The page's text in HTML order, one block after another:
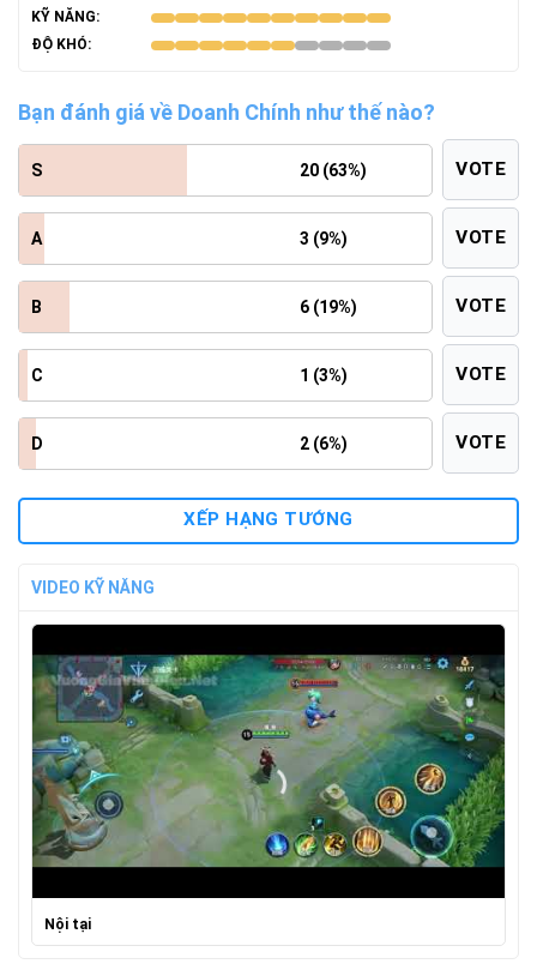
KỸ NĂNG:
ĐỘ KHÓ:
Bạn đánh giá về Doanh Chính như thế nào?
S 20 (63%) VOTE
A 3 (9%) VOTE
B 6 (19%) VOTE
C 1 (3%) VOTE
D 2 (6%) VOTE
XẾP HẠNG TƯỚNG
VIDEO KỸ NĂNG
Nội tại